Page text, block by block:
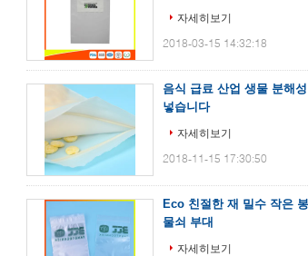
자세히보기
2018-03-15 14:32:18
음식 급료 산업 생물 분해
넣습니다
자세히보기
2018-11-15 17:30:50
Eco 친절한 재 밀수 작은
물쇠 부대
자세히보기